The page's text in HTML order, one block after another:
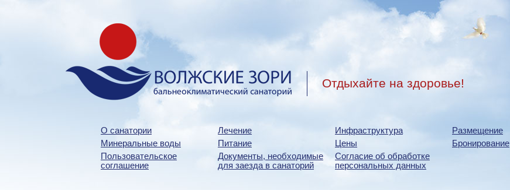
Отдыхайте на здоровье!
О санатории Лечение Инфраструктура Размещение
Минеральные воды
Питание Цены Бронирование
Пользовательское
соглашение
Документы, необходимые
для заезда в санаторий
Согласие об обработке
персональных данных